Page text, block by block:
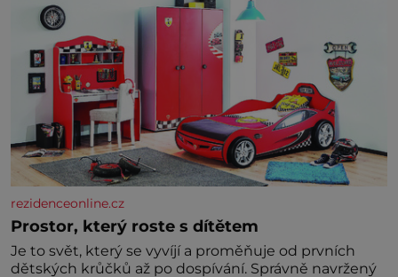
rezidenceonline.cz
Prostor, který roste s dítětem
Je to svět, který se vyvíjí a proměňuje od prvních
dětských krůčků až po dospívání. Správně navržený